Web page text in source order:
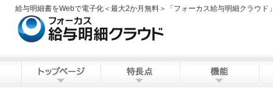
給与明細書をWebで電子化＜最大2か月無料＞「フォーカス給与明細クラウド